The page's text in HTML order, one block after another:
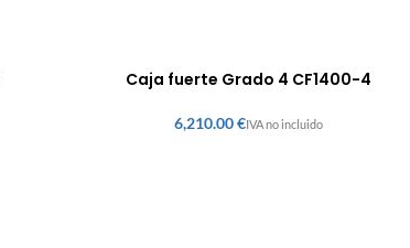
Caja fuerte Grado 4 CF1400-4
€